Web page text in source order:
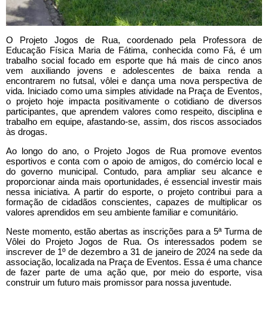
O Projeto Jogos de Rua, coordenado pela Professora de
Educação Física Maria de Fátima, conhecida como Fá, é um
trabalho social focado em esporte que há mais de cinco anos
vem auxiliando jovens e adolescentes de baixa renda a
encontrarem no futsal, vôlei e dança uma nova perspectiva de
vida. Iniciado como uma simples atividade na Praça de Eventos,
o projeto hoje impacta positivamente o cotidiano de diversos
participantes, que aprendem valores como respeito, disciplina e
trabalho em equipe, afastando-se, assim, dos riscos associados
às drogas.
Ao longo do ano, o Projeto Jogos de Rua promove eventos
esportivos e conta com o apoio de amigos, do comércio local e
do governo municipal. Contudo, para ampliar seu alcance e
proporcionar ainda mais oportunidades, é essencial investir mais
nessa iniciativa. A partir do esporte, o projeto contribui para a
formação de cidadãos conscientes, capazes de multiplicar os
valores aprendidos em seu ambiente familiar e comunitário.
Neste momento, estão abertas as inscrições para a 5ª Turma de
Vôlei do Projeto Jogos de Rua. Os interessados podem se
inscrever de 1º de dezembro a 31 de janeiro de 2024 na sede da
associação, localizada na Praça de Eventos. Essa é uma chance
de fazer parte de uma ação que, por meio do esporte, visa
construir um futuro mais promissor para nossa juventude.